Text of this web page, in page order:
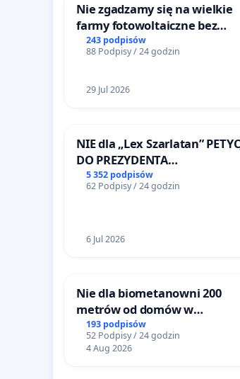
Nie zgadzamy się na wielkie
farmy fotowoltaiczne bez
rzetelnych analiz i akceptacji
mieszkańców
243 podpisów
88 Podpisy / 24 godzin
29 Jul 2026
NIE dla „Lex Szarlatan”
DO PREZYDENTA
RZECZYPOSPOLITEJ POLSKIEJ
5 352 podpisów
62 Podpisy / 24 godzin
6 Jul 2026
Nie dla biometanowni 200
metrów od domów w
Biernatkach, gm. Wądroże
Wielkie
193 podpisów
52 Podpisy / 24 godzin
4 Aug 2026